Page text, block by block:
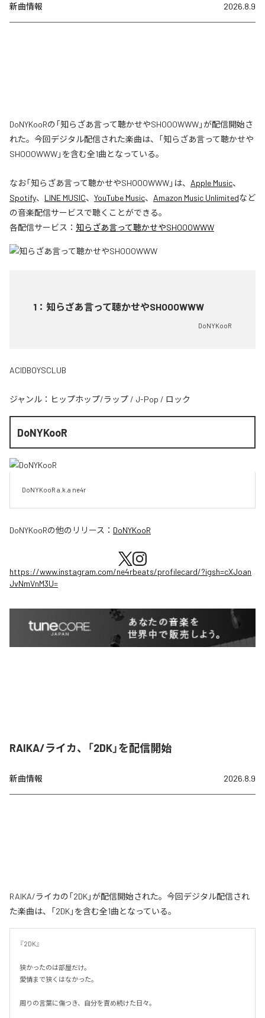
新曲情報 2026.8.9
DoNYKooRの「知らざあ言って聴かせやSHOOOWWW」が配信開始さ
れた。今回デジタル配信された楽曲は、「知らざあ言って聴かせや
SHOOOWWW」を含む全1曲となっている。
なお「知らざあ言って聴かせやSHOOOWWW」は、 Apple Music、
Spotify、 LINE MUSIC、 YouTube Music、 Amazon Music Unlimitedなど
の音楽配信サービスで聴くことができる。
各配信サービス： 知らざあ言って聴かせやSHOOOWWW
1 ： 知らざあ言って聴かせやSHOOOWWW
DoNYKooR
ACIDBOYSCLUB
ジャンル： ヒップホップ/ラップ / J-Pop / ロック
DoNYKooR
DoNYKooR a.k.a ne4r
DoNYKooRの他のリリース： DoNYKooR
https://www.instagram.com/ne4rbeats/profilecard/?igsh=cXJoan
JvNmVnM3U=
RAIKA/ライカ、「2DK」を配信開始
新曲情報 2026.8.9
RAIKA/ライカの「2DK」が配信開始された。今回デジタル配信され
た楽曲は、「2DK」を含む全1曲となっている。
『2DK』
狭かったのは部屋だけ。
愛情まで狭くはなかった。
周りの言葉に傷つき、自分を責め続けた日々。